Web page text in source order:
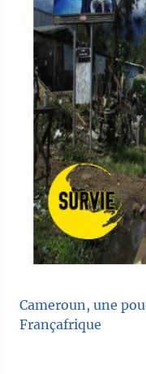
Cameroun, une
Françafrique